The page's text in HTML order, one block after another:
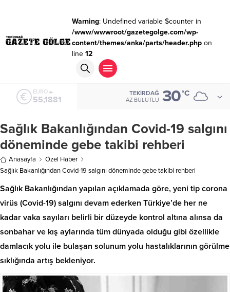
Warning: Undefined variable $counter in
/www/wwwroot/gazetegolge.com/wp-
content/themes/anka/parts/header.phpon
line 12
ALTIN
6.660,55
TEKIRDAĞ
AZ BULUTLU 30°C
Sağlık Bakanlığından Covid-19 salgını
döneminde gebe takibi rehberi
Anasayfa
Özel Haber
Sağlık Bakanlığından Covid-19 salgını döneminde gebe takibi rehberi
Sağlık Bakanlığından yapılan açıklamada göre, yeni tip corona
virüs (Covid-19) salgını devam ederken Türkiye’de her ne
kadar vaka sayıları belirli bir düzeyde kontrol altına alınsa da
sonbahar ve kış aylarında tüm dünyada olduğu gibi özellikle
damlacık yolu ile bulaşan solunum yolu hastalıklarının görülme
sıklığında artış bekleniyor.